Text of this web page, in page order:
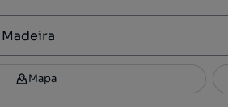
Filtros 3
Mapa